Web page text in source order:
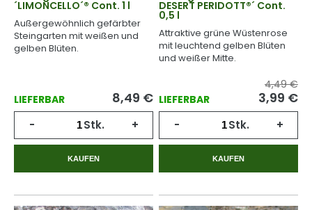
´LIMONCELLO´® Cont. 1 l
Außergewöhnlich gefärbter
Steingarten mit weißen und
gelben Blüten.
LIEFERBAR 8,49 €
- Stk. +
KAUFEN
DESERT PERIDOTT®´ Cont.
0,5 l
Attraktive grüne Wüstenrose
mit leuchtend gelben Blüten
und weißer Mitte.
LIEFERBAR
4,49 €
3,99 €
- Stk. +
KAUFEN